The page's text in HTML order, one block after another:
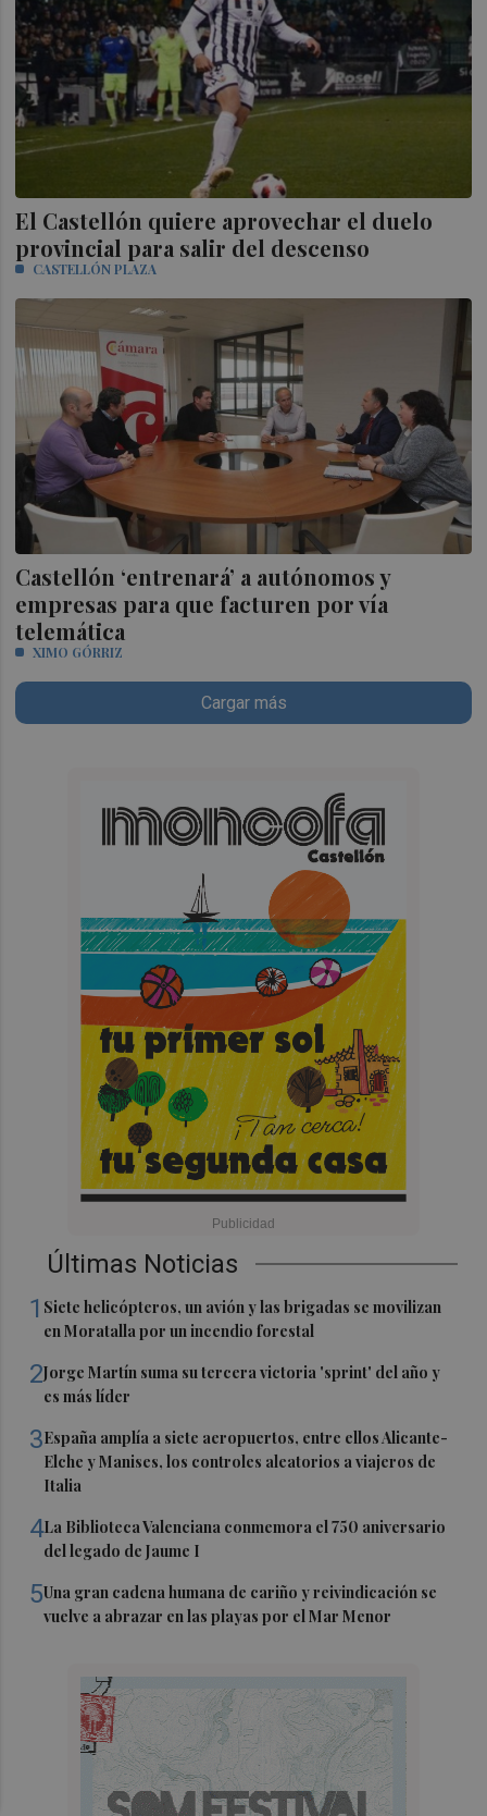
El Castellón quiere aprovechar el duelo
provincial para salir del descenso
CASTELLÓN PLAZA
Castellón ‘entrenará’ a autónomos y
empresas para que facturen por vía
telemática
XIMO GÓRRIZ
Cargar más
Últimas Noticias
1 Siete helicópteros, un avión y las brigadas se movilizan
en Moratalla por un incendio forestal
2Jorge Martín suma su tercera victoria 'sprint' del año y
es más líder
3España amplía a siete aeropuertos, entre ellos Alicante-
Elche y Manises, los controles aleatorios a viajeros de
Italia
4La Biblioteca Valenciana conmemora el 750 aniversario
del legado de Jaume I
5Una gran cadena humana de cariño y reivindicación se
vuelve a abrazar en las playas por el Mar Menor